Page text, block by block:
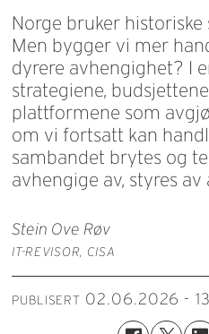
Norge bruker
Men bygger vi mer
dyrere avhengighet? I
strategiene,
plattformene som
om vi fortsatt kan
sambandet brytes og
avhengige av, styres av
Stein Ove Røv
IT-REVISOR, CISA
PUBLISERT 02.06.2026 -